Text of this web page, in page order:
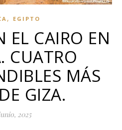
, EGIPTO
EL CAIRO EN
CUATRO
MÁS
GIZA.
2025